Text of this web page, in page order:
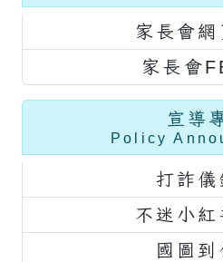
家長會網
家長會
宣導
Policy
打詐儀
不迷小紅
國圖到